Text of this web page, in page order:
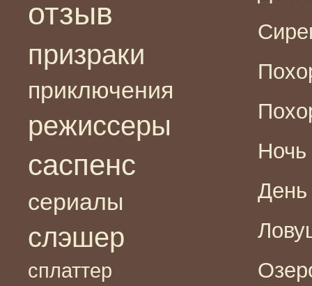
отзыв
призраки
приключения
режиссеры
саспенс
сериалы
слэшер
сплаттер
День